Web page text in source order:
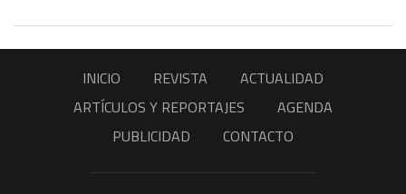
INICIO REVISTA
ACTUALIDAD
ARTÍCULOS Y REPORTAJES
AGENDA
PUBLICIDAD
CONTACTO